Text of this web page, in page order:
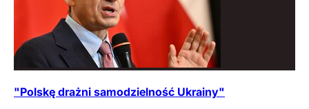
"Polskę drażni samodzielność Ukrainy"